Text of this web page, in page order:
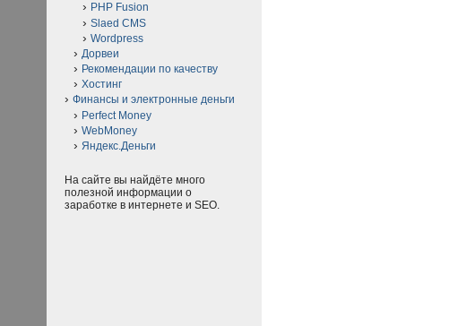
PHP Fusion
Slaed CMS
Wordpress
Дорвеи
Рекомендации по качеству
Хостинг
Финансы и электронные деньги
Perfect Money
WebMoney
Яндекс.Деньги
На сайте вы найдёте много
полезной информации о
заработке в интернете и SEO.